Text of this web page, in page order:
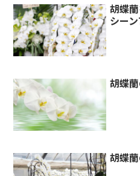
胡蝶
シー
胡蝶
胡蝶